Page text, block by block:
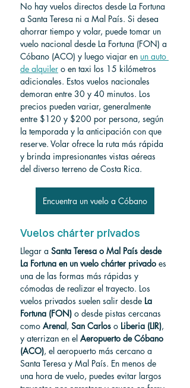
No hay vuelos directos desde La Fortuna
a Santa Teresa ni a Mal País. Si desea
ahorrar tiempo y volar, puede tomar un
vuelo nacional desde La Fortuna (FON) a
Cóbano (ACO) y luego viajar en un auto
de alquiler o en taxi los 15 kilómetros
adicionales. Estos vuelos nacionales
demoran entre 30 y 40 minutos. Los
precios pueden variar, generalmente
entre $120 y $200 por persona, según
la temporada y la anticipación con que
reserve. Volar ofrece la ruta más rápida
y brinda impresionantes vistas aéreas
del diverso terreno de Costa Rica.
Encuentra un vuelo a Cóbano
Vuelos chárter privados
Llegar a Santa Teresa o Mal País desde
La Fortuna en un vuelo chárter privado es
una de las formas más rápidas y
cómodas de realizar el trayecto. Los
vuelos privados suelen salir desde La
Fortuna (FON) o desde pistas cercanas
como Arenal , San Carlos o Liberia (LIR),
y aterrizan en el Aeropuerto de Cóbano
(ACO), el aeropuerto más cercano a
Santa Teresa y Mal País. En menos de
una hora de vuelo, puedes evitar largos